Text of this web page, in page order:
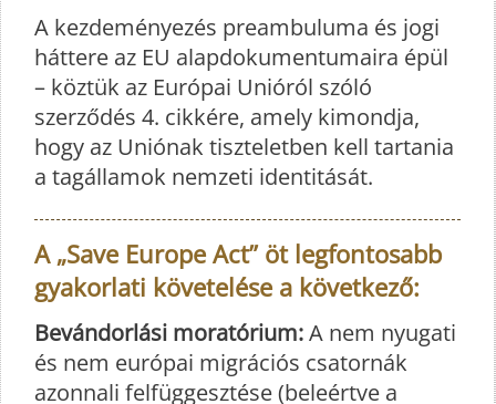
A kezdeményezés preambuluma és jogi
háttere az EU alapdokumentumaira épül
– köztük az Európai Unióról szóló
szerződés 4. cikkére, amely kimondja,
hogy az Uniónak tiszteletben kell tartania
a tagállamok nemzeti identitását.
A „Save Europe Act” öt legfontosabb
gyakorlati követelése a következő:
Bevándorlási moratórium:A nem nyugati
és nem európai migrációs csatornák
azonnali felfüggesztése (beleértve a